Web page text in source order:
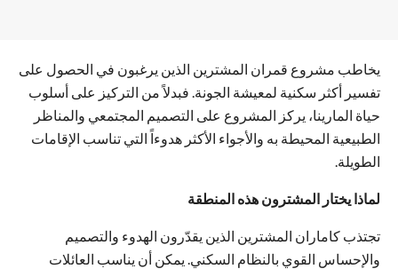
يخاطب مشروع قمران المشترين الذين يرغبون في الحصول على
تفسير أكثر سكنية لمعيشة الجونة. فبدلاً من التركيز على أسلوب
حياة المارينا، يركز المشروع على التصميم المجتمعي والمناظر
الطبيعية المحيطة به والأجواء الأكثر هدوءاً التي تناسب الإقامات
الطويلة.
لماذا يختار المشترون هذه المنطقة
تجتذب كاماران المشترين الذين يقدّرون الهدوء والتصميم
والإحساس القوي بالنظام السكني. يمكن أن يناسب العائلات